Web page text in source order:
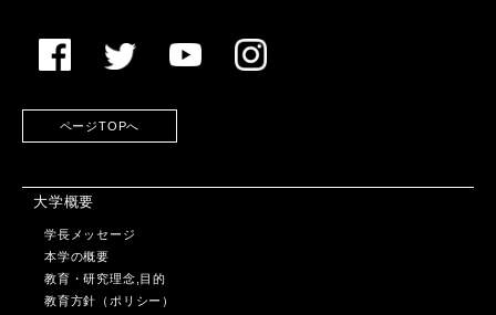
ページTOPへ
大学概要
学長メッセージ
本学の概要
教育・研究理念,目的
教育方針（ポリシー）